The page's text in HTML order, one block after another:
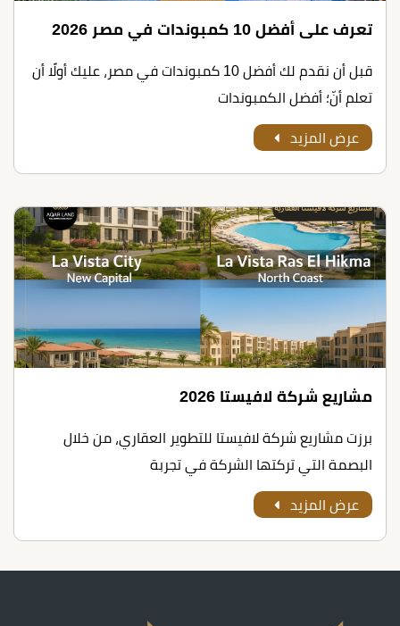
تعرف على أﻓﻀﻞ 10 ﻛﻤﺒﻮﻧﺪات ﻓﻲ ﻣﺼﺮ 2026
قبل أن نقدم لك أﻓﻀﻞ 10 ﻛﻤﺒﻮﻧﺪات ﻓﻲ ﻣﺼﺮ، عليك أولًا أن
تعلم أنّ؛ أفضل الكمبوندات
عرض المزيد
مشاريع شركة لافيستا 2026
برزت مشاريع شركة لافيستا للتطوير العقاري، من خلال
البصمة التي تركتها الشركة في تجربة
عرض المزيد